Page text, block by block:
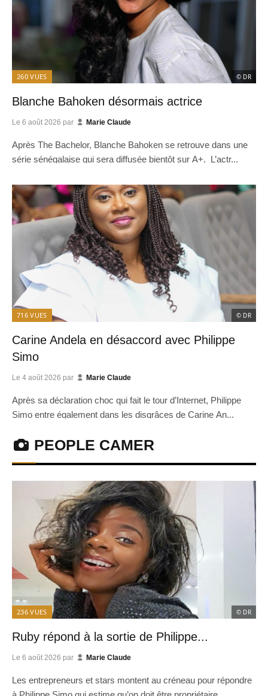
260 VUES © DR
Blanche Bahoken désormais actrice
Le 6 août 2026 par Marie Claude
Après The Bachelor, Blanche Bahoken se retrouve dans une
série sénégalaise qui sera diffusée bientôt sur A+. L’actr...
716 VUES © DR
Carine Andela en désaccord avec Philippe
Simo
Le 4 août 2026 par Marie Claude
Après sa déclaration choc qui fait le tour d’Internet, Philippe
Simo entre également dans les disgrâces de Carine An...
PEOPLE CAMER
236 VUES © DR
Ruby répond à la sortie de Philippe...
Le 6 août 2026 par Marie Claude
Les entrepreneurs et stars montent au créneau pour répondre